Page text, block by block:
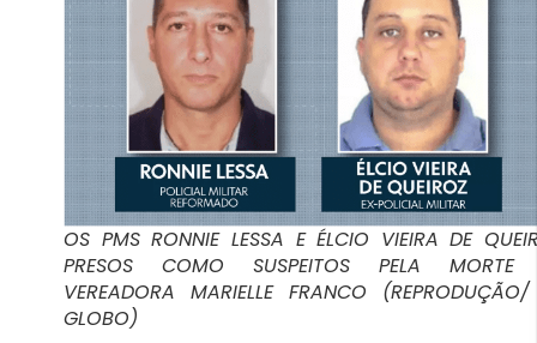
OS PMS RONNIE LESSA E ÉLCIO VIEIRA DE
PRESOS COMO SUSPEITOS PELA MORTE
VEREADORA MARIELLE FRANCO
GLOBO)